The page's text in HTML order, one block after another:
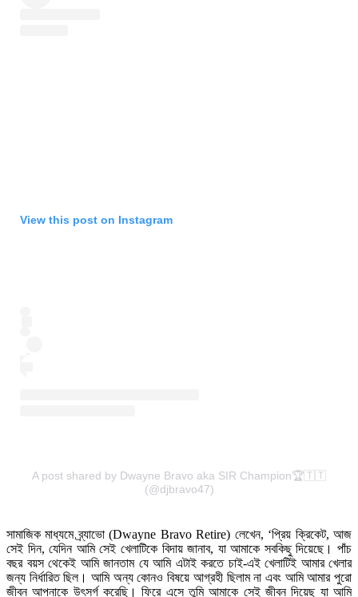
View this post on Instagram
A post shared by Dwayne Bravo aka SIR Champion🏆🇹🇹
(@djbravo47)
সামাজিক মাধ্যমে ব্র্যাভো (Dwayne Bravo Retire) লেখেন, ‘প্রিয় ক্রিকেট, আজ
সেই দিন, যেদিন আমি সেই খেলাটিকে বিদায় জানাব, যা আমাকে সবকিছু দিয়েছে। পাঁচ
বছর বয়স থেকেই আমি জানতাম যে আমি এটাই করতে চাই-এই খেলাটিই আমার খেলার
জন্য নির্ধারিত ছিল। আমি অন্য কোনও বিষয়ে আগ্রহী ছিলাম না এবং আমি আমার পুরো
জীবন আপনাকে উৎসর্গ করেছি। ফিরে এসে তুমি আমাকে সেই জীবন দিয়েছ যা আমি